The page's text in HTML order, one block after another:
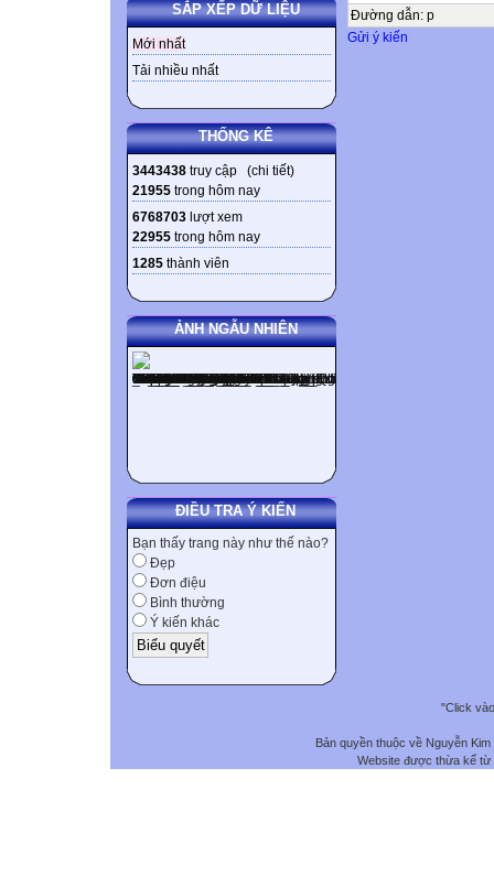
SẮP XẾP DỮ LIỆU
Mới nhất
Tải nhiều nhất
THỐNG KÊ
3443438 truy cập (chi tiết)
21955 trong hôm nay
6768703 lượt xem
22955 trong hôm nay
1285 thành viên
ẢNH NGẪU NHIÊN
ĐIỀU TRA Ý KIẾN
Bạn thấy trang này như thế nào?
Đẹp
Đơn điệu
Bình thường
Ý kiến khác
Đường dẫn: p
Gửi ý kiến
"Click
Bản quyền thuộc về Nguyễn
Website được thừa kế từ